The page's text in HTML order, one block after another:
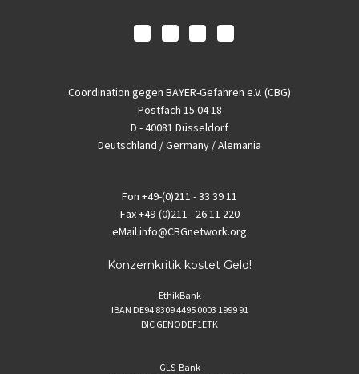
Coordination gegen BAYER-Gefahren e.V. (CBG)
Postfach 15 04 18
D - 40081 Düsseldorf
Deutschland / Germany / Alemania
Fon +49-(0)211 - 33 39 11
Fax+49-(0)211 - 26 11 220
eMailinfo@CBGnetwork.org
Konzernkritik kostet Geld!
EthikBank
IBAN DE94 8309 4495 0003 1999 91
BIC GENODEF1ETK
GLS-Bank